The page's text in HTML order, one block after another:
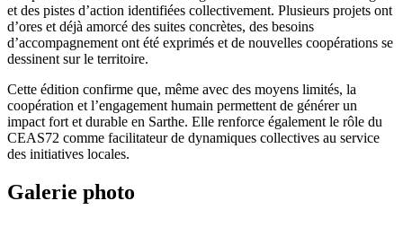
et des pistes d’action identifiées collectivement. Plusieurs projets ont
d’ores et déjà amorcé des suites concrètes, des besoins
d’accompagnement ont été exprimés et de nouvelles coopérations se
dessinent sur le territoire.
Cette édition confirme que, même avec des moyens limités, la
coopération et l’engagement humain permettent de générer un
impact fort et durable en Sarthe. Elle renforce également le rôle du
CEAS72 comme facilitateur de dynamiques collectives au service
des initiatives locales.
Galerie photo